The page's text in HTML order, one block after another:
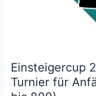
Einsteigercup
Turnier für